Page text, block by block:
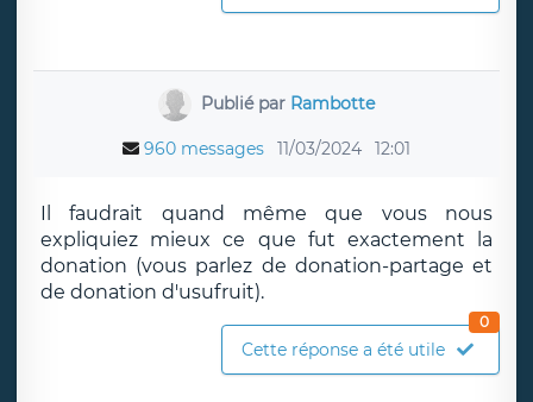
Publié par Rambotte
960 messages 11/03/2024 12:01
Il faudrait quand même que vous nous
expliquiez mieux ce que fut exactement la
donation (vous parlez de donation-partage et
de donation d'usufruit).
Cette réponse a été utile
0